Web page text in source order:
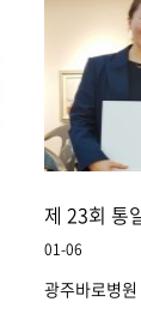
제 23회 통
01-06
광주바로병원